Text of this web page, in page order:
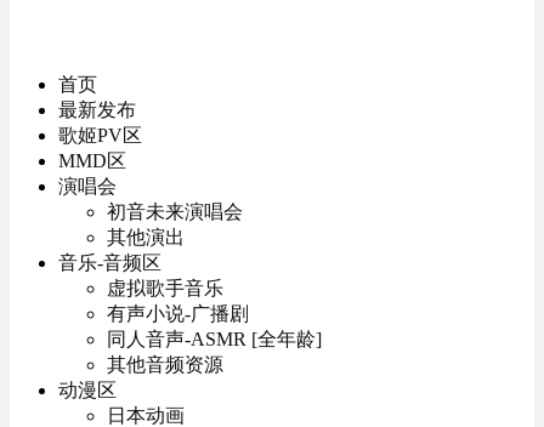
首页
最新发布
歌姬PV区
MMD区
演唱会
初音未来演唱会
其他演出
音乐-音频区
虚拟歌手音乐
有声小说-广播剧
同人音声-ASMR [全年龄]
其他音频资源
动漫区
日本动画